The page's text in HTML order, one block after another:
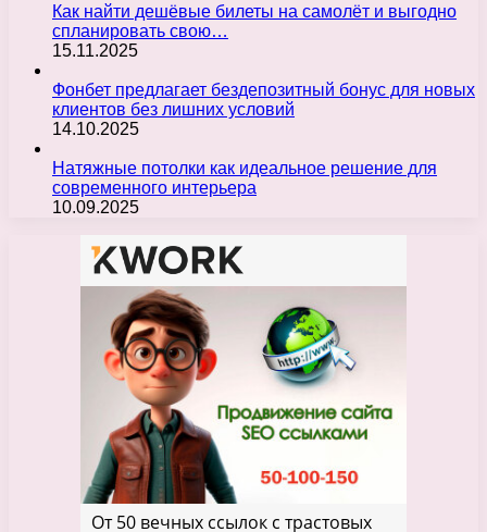
Как найти дешёвые билеты на самолёт и выгодно
спланировать свою…
15.11.2025
Фонбет предлагает бездепозитный бонус для новых
клиентов без лишних условий
14.10.2025
Натяжные потолки как идеальное решение для
современного интерьера
10.09.2025